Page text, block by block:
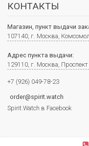
КОНТАКТЫ
Магазин, пункт выдачи
107140, г. Москва,
Адрес пункта выдачи:
129110, г. Москва,
+7 (926) 049-78-23
order@spirit.watch
Spirit.Watch в Facebook